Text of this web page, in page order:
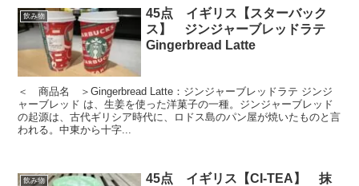
飲み物
45点 イギリス【スターバック
ス】 ジンジャーブレッドラテ
Gingerbread Latte
＜ 商品名 ＞Gingerbread Latte：ジンジャーブレッドラテ ジンジ
ャーブレッド は、生姜を使った洋菓子の一種。ジンジャーブレッド
の起源は、古代ギリシア時代に、ロドス島のパン屋が焼いたものと言
われる。中東から十字...
飲み物
45点 イギリス【CI-TEA】 抹